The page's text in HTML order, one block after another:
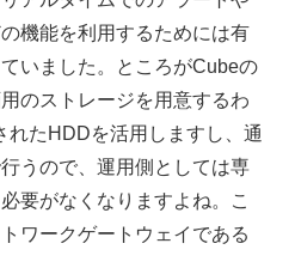
機能を利用するためには有
いました。ところがCubeの
のストレージを用意するわ
れたHDDを活用しますし、通
うので、運用側としては専
要がなくなりますよね。こ
ワークゲートウェイである